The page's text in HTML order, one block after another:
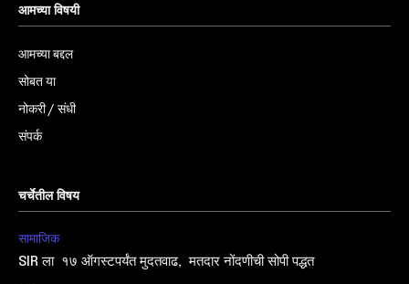
आमच्या विषयी
आमच्या बद्दल
सोबत या
नोकरी / संधी
संपर्क
चर्चेतील विषय
सामाजिक
SIR ला १७ ऑगस्टपर्यंत मुदतवाढ, मतदार नोंदणीची सोपी पद्धत